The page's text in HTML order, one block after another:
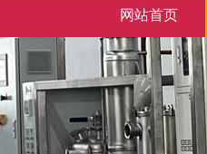
网站首页